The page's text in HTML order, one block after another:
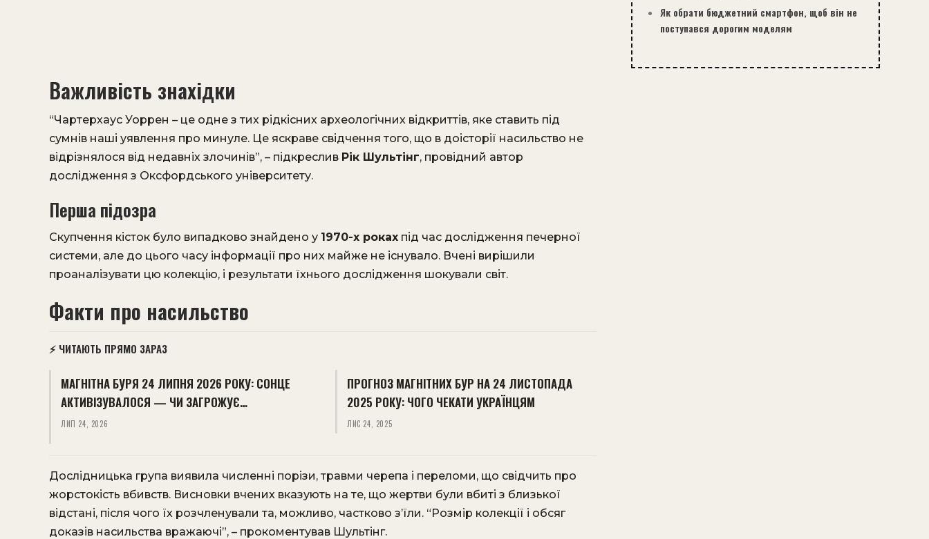
Важливість знахідки
“Чартерхаус Уоррен – це одне з тих рідкісних археологічних відкриттів, яке ставить під
сумнів наші уявлення про минуле. Це яскраве свідчення того, що в доісторії насильство не
відрізнялося від недавніх злочинів”, – підкреслив Рік Шультінг, провідний автор
дослідження з Оксфордського університету.
Перша підозра
Скупчення кісток було випадково знайдено у 1970-х роках під час дослідження печерної
системи, але до цього часу інформації про них майже не існувало. Вчені вирішили
проаналізувати цю колекцію, і результати їхнього дослідження шокували світ.
Факти про насильство
⚡ ЧИТАЮТЬ ПРЯМО ЗАРАЗ
МАГНІТНА БУРЯ 24 ЛИПНЯ 2026 РОКУ: СОНЦЕ
АКТИВІЗУВАЛОСЯ — ЧИ ЗАГРОЖУЄ…
ЛИП 24, 2026
ПРОГНОЗ МАГНІТНИХ БУР НА 24 ЛИСТОПАДА
2025 РОКУ: ЧОГО ЧЕКАТИ УКРАЇНЦЯМ
ЛИС 24, 2025
Дослідницька група виявила численні порізи, травми черепа і переломи, що свідчить про
жорстокість вбивств. Висновки вчених вказують на те, що жертви були вбиті з близької
відстані, після чого їх розчленували та, можливо, частково з’їли. “Розмір колекції і обсяг
доказів насильства вражаючі”, – прокоментував Шультінг.
Як обрати бюджетний смартфон, щоб він не
поступався дорогим моделям